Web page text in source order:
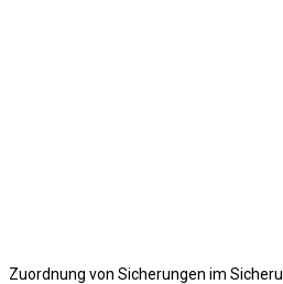
Zuordnung von Sicherungen im